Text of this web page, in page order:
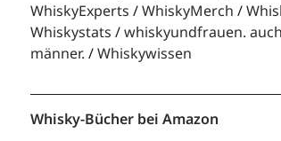
WhiskyExperts
WhiskyMerch
Whiskystats
whiskyundfrauen.
männer.
Whiskywissen
Whisky-Bücher bei Amazon